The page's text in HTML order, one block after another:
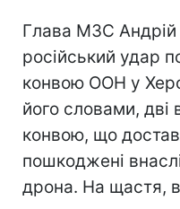
Глава МЗС Андрій
російський удар
конвою ООН у
його словами, дві
конвою, що
пошкоджені
дрона. На щастя,